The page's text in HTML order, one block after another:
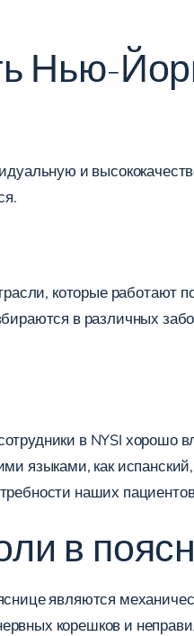
Нью-
и
которые
в различных
в NYSI хорошо
языками, как
наших
в
являются
корешков и